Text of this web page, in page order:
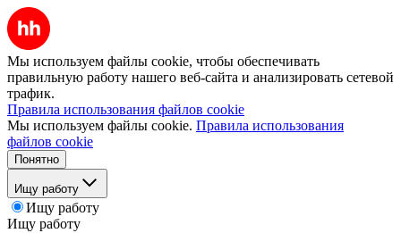
Мы используем файлы cookie, чтобы обеспечивать
правильную работу нашего веб-сайта и анализировать сетевой
трафик.
Правила использования файлов cookie
Мы используем файлы cookie. Правила использования
файлов cookie
Понятно
Ищу работу
Ищу работу
Ищу работу